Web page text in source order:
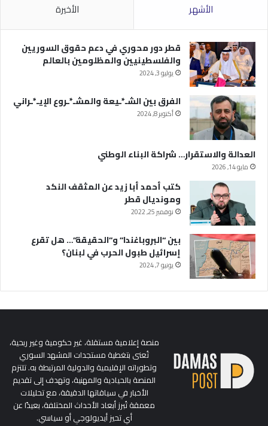
الأشهر الأخيرة
قطر دور محوري في دعم حقوق السوريين
والفلسطينيين والمظلومين بالعالم
يوليو 3, 2024
الفرق بين الشـ*ـيعة والمشـ*ـروع الإيـ*ـراني
أكتوبر 8, 2024
العدالة والاستقرار… شراكة البناء الوطني
مايو 14, 2026
كتب أحمد أبا زيد عن المثقف النكد
ومونديال قطر
نوفمبر 25, 2022
بين “البروباغندا” و”الحقيقة”… هل تقرع
إسرائيل طبول الحرب في لبنان؟
يونيو 7, 2024
منصة إعلامية مستقلة، غير حكومية وغير ربحية،
تُعنى بتغطية مستجدات المشهد السوري
وتطوراته الإقليمية والدولية المرتبطة به. تلتزم
المنصة بالحيادية والمهنية، وتهدف إلى تقديم
الأخبار في سياقاتها الدقيقة، مع تحليلات
معمقة تُبرز أبعاد الأحداث المختلفة، بعيدًا عن
أي تحيز أيديولوجي أو سياسي.